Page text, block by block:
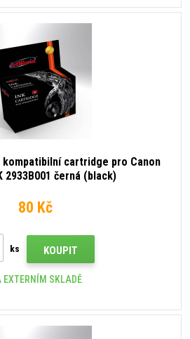
kompatibilní cartridge pro Canon
2933B001 černá (black)
80 Kč
ks KOUPIT
EXTERNÍM SKLADĚ